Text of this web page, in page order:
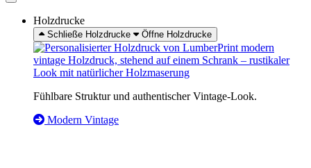
Holzdrucke
Schließe Holzdrucke Öffne Holzdrucke
Fühlbare Struktur und authentischer Vintage-Look.
Modern Vintage